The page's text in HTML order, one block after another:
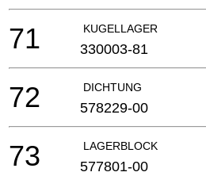
KUGELLAGER
71 330003-81
DICHTUNG
72 578229-00
LAGERBLOCK
73 577801-00